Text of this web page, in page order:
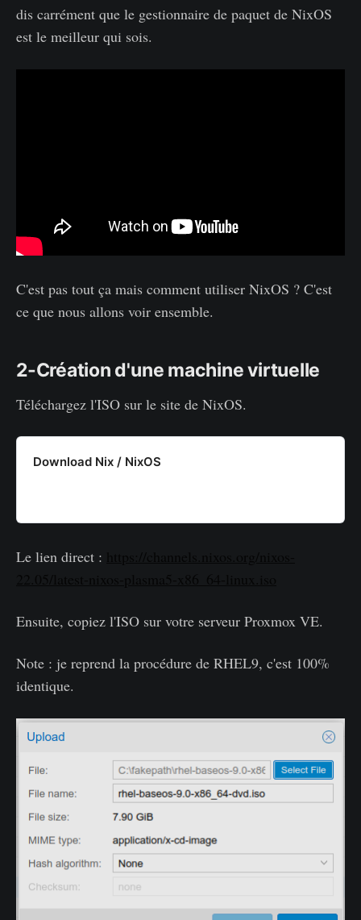
dis carrément que le gestionnaire de paquet de NixOS
est le meilleur qui sois.
C'est pas tout ça mais comment utiliser NixOS ? C'est
ce que nous allons voir ensemble.
2-Création d'une machine virtuelle
Téléchargez l'ISO sur le site de NixOS.
Download Nix / NixOS
Le lien direct :
Ensuite, copiez l'ISO sur votre serveur Proxmox VE.
Note : je reprend la procédure de RHEL9, c'est 100%
identique.